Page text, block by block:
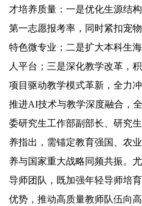
才培养质量：一是优化生源结
第一志愿报考率，同时紧扣宠
特色微专业；二是扩大本科生
人平台；三是深化教学改革，
项目驱动教学模式革新，全力
推进AI技术与教学深度融合，
委研究生工作部副部长、研究
养指出，需锚定教育强国、农
养与国家重大战略同频共振。
导师团队，既加强年轻导师培
优势，推动高质量教师队伍向